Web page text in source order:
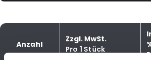
Anzahl
Zzgl. MwSt.
Pro 1 Stück